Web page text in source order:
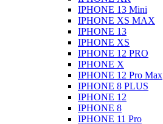
IPHONE 13 Mini
IPHONE XS MAX
IPHONE 13
IPHONE XS
IPHONE 12 PRO
IPHONE X
IPHONE 12 Pro Max
IPHONE 8 PLUS
IPHONE 12
IPHONE 8
IPHONE 11 Pro